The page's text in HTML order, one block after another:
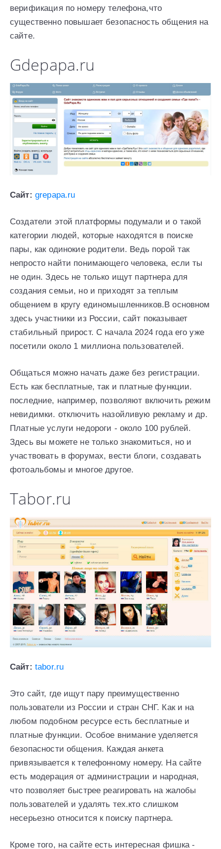
верификация по номеру телефона,что
существенно повышает безопасность общения на
сайте.
Gdepapa.ru
Сайт: grepapa.ru
Создатели этой платформы подумали и о такой
категории людей, которые находятся в поиске
пары, как одинокие родители. Ведь порой так
непросто найти понимающего человека, если ты
не один. Здесь не только ищут партнера для
создания семьи, но и приходят за теплым
общением в кругу единомышленников.В основном
здесь участники из России, сайт показывает
стабильный прирост. С начала 2024 года его уже
посетили около 1 миллиона пользователей.
Общаться можно начать даже без регистрации.
Есть как бесплатные, так и платные функции.
последние, например, позволяют включить режим
невидимки. отключить назойливую рекламу и др.
Платные услуги недороги - около 100 рублей.
Здесь вы можете не только знакомиться, но и
участвовать в форумах, вести блоги, создавать
фотоальбомы и многое другое.
Tabor.ru
Сайт: tabor.ru
Это сайт, где ищут пару преимущественно
пользователи из России и стран СНГ. Как и на
любом подобном ресурсе есть бесплатные и
платные функции. Особое внимание уделяется
безопасности общения. Каждая анкета
привязывается к телефонному номеру. На сайте
есть модерация от администрации и народная,
что позволяет быстрее реагировать на жалобы
пользователей и удалять тех.кто слишком
несерьезно относится к поиску партнера.
Кроме того, на сайте есть интересная фишка -